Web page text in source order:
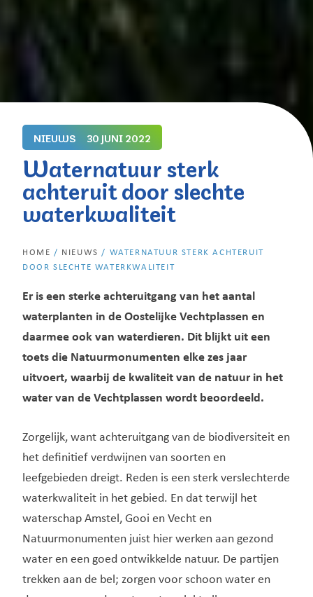
NIEUWS 30 JUNI 2022
Waternatuur sterk
achteruit door slechte
waterkwaliteit
HOME / NIEUWS / WATERNATUUR STERK ACHTERUIT
DOOR SLECHTE WATERKWALITEIT
Er is een sterke achteruitgang van het aantal
waterplanten in de Oostelijke Vechtplassen en
daarmee ook van waterdieren. Dit blijkt uit een
toets die Natuurmonumenten elke zes jaar
uitvoert, waarbij de kwaliteit van de natuur in het
water van de Vechtplassen wordt beoordeeld.
Zorgelijk, want achteruitgang van de biodiversiteit en
het definitief verdwijnen van soorten en
leefgebieden dreigt. Reden is een sterk verslechterde
waterkwaliteit in het gebied. En dat terwijl het
waterschap Amstel, Gooi en Vecht en
Natuurmonumenten juist hier werken aan gezond
water en een goed ontwikkelde natuur. De partijen
trekken aan de bel; zorgen voor schoon water en